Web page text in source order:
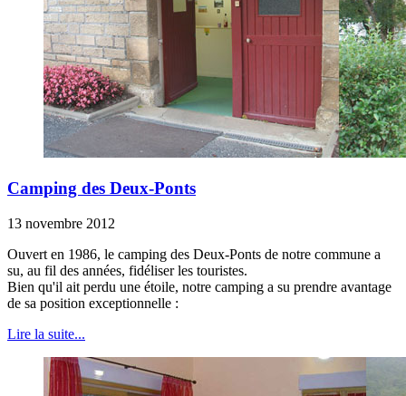
Camping des Deux-Ponts
13 novembre 2012
Ouvert en 1986, le camping des Deux-Ponts de notre commune a
su, au fil des années, fidéliser les touristes.
Bien qu'il ait perdu une étoile, notre camping a su prendre avantage
de sa position exceptionnelle :
Lire la suite...